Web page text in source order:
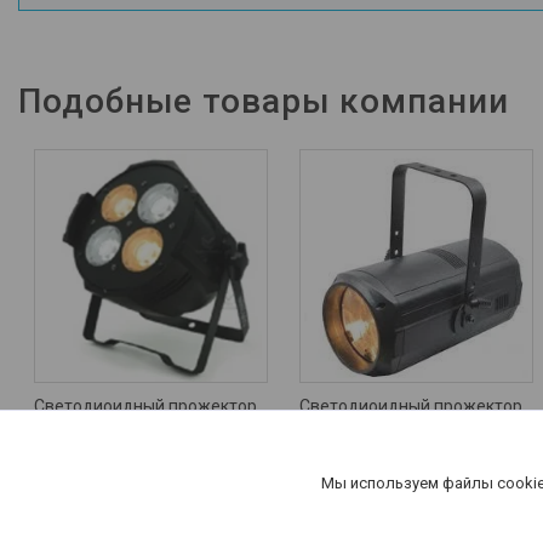
Подобные товары компании
Светодиоидный прожектор
Светодиоидный прожектор
Мы используем файлы